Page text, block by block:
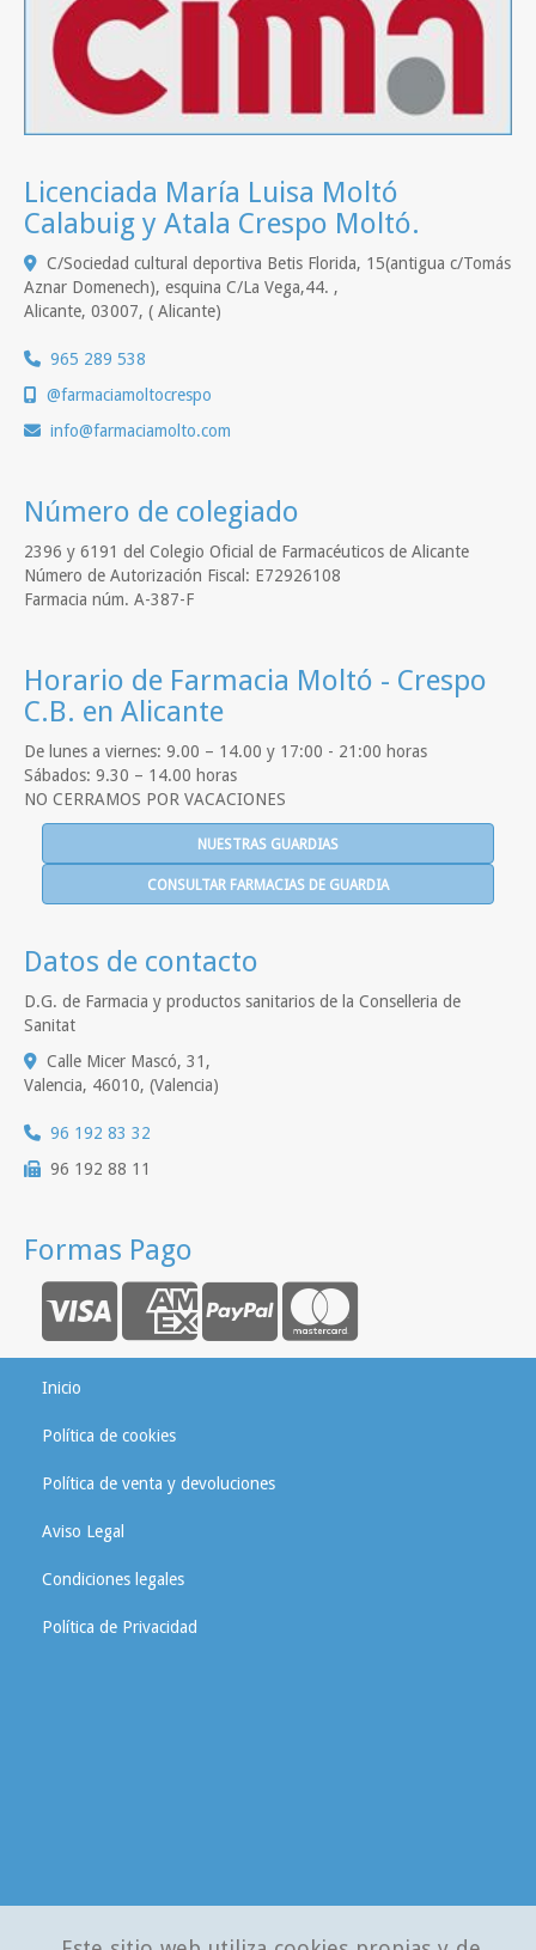
Licenciada María Luisa Moltó
Calabuig y Atala Crespo Moltó.
C/Sociedad cultural deportiva Betis Florida, 15(antigua c/Tomás
Aznar Domenech), esquina C/La Vega,44. ,
Alicante, 03007, ( Alicante)
965 289 538
@farmaciamoltocrespo
info
farmaciamolto.com
Número de colegiado
2396 y 6191 del Colegio Oficial de Farmacéuticos de Alicante
Número de Autorización Fiscal: E72926108
Farmacia núm. A-387-F
Horario de Farmacia Moltó - Crespo
C.B. en Alicante
De lunes a viernes: 9.00 – 14.00 y 17:00 - 21:00 horas
Sábados: 9.30 – 14.00 horas
NO CERRAMOS POR VACACIONES
NUESTRAS GUARDIAS
CONSULTAR FARMACIAS DE GUARDIA
Datos de contacto
D.G. de Farmacia y productos sanitarios de la Conselleria de
Sanitat
Calle Micer Mascó, 31,
Valencia, 46010, (Valencia)
96 192 83 32
96 192 88 11
Formas Pago
Inicio
Política de cookies
Política de venta y devoluciones
Aviso Legal
Condiciones legales
Política de Privacidad